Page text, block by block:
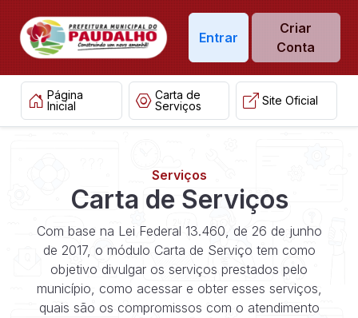
Entrar
Criar
Conta
Página
Inicial
Carta de
Serviços
Site Oficial
Serviços
Carta de Serviços
Com base na Lei Federal 13.460, de 26 de junho
de 2017, o módulo Carta de Serviço tem como
objetivo divulgar os serviços prestados pelo
município, como acessar e obter esses serviços,
quais são os compromissos com o atendimento